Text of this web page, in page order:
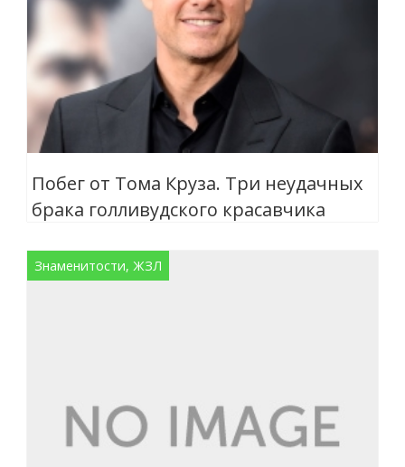
Побег от Тома Круза. Три неудачных
брака голливудского красавчика
Знаменитости, ЖЗЛ